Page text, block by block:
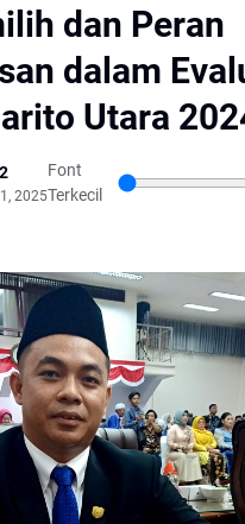
dan Peran
dalam
Utara
2025
Font
Terkecil